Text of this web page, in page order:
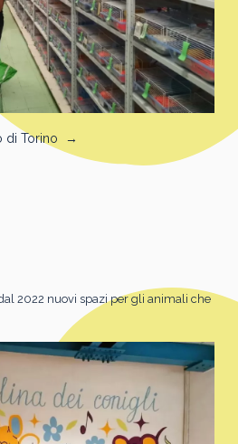
di Torino →
2022 nuovi spazi per gli animali che